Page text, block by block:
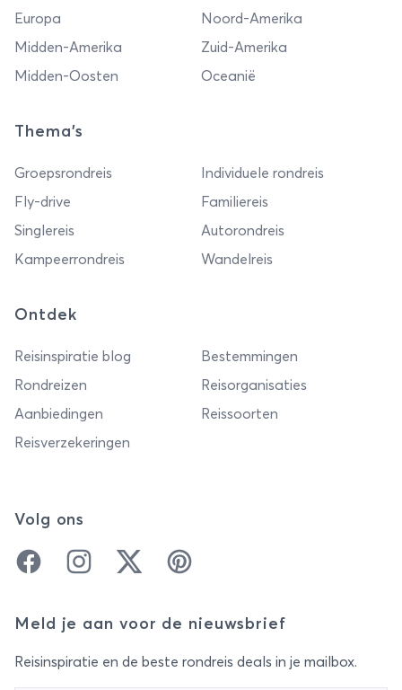
Europa
Noord-Amerika
Midden-Amerika
Zuid-Amerika
Midden-Oosten
Oceanië
Thema's
Groepsrondreis
Individuele rondreis
Fly-drive
Familiereis
Singlereis
Autorondreis
Kampeerrondreis
Wandelreis
Ontdek
Reisinspiratie blog
Bestemmingen
Rondreizen
Reisorganisaties
Aanbiedingen
Reissoorten
Reisverzekeringen
Volg ons
FacebookInstagramTwitter Pinterest
Meld je aan voor de nieuwsbrief
Reisinspiratie en de beste rondreis deals in je mailbox.